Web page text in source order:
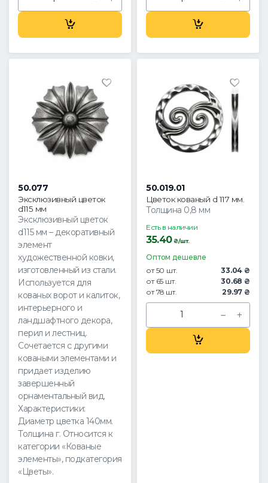
50.077
Эксклюзивный цветок
d115 мм
Эксклюзивный цветок
d115 мм – декоративный
элемент
художественной ковки,
изготовленный из стали.
Используется для
кованых ворот и калиток,
интерьерного и
ландшафтного декора,
перил и лестниц.
Сочетается с другими
коваными элементами и
придает изделию
завершенный
орнаментальный вид.
Характеристики:
Диаметр цветка 140мм.
Толщина г. Относится к
категории «Кованые
элементы», подкатегория
«Цветы».
50.019.01
Цветок кованый d 117 мм.
Толщина 0,8 мм
Есть в наличии
35.40₴/шт.
Оптом дешевле
от 50 шт.
33.04 ₴
от 65 шт.
30.68 ₴
от 78 шт.
29.97 ₴